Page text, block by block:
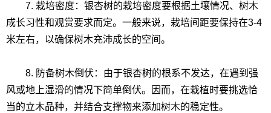
7. 栽培密度：银杏树的栽培密度要根据土壤情况、树木
成长习性和观赏要求而定。一般来说，栽培间距要保持在3-4
米左右，以确保树木充沛成长的空间。
8. 防备树木倒伏：由于银杏树的根系不发达，在遇到强
风或地上湿滑的情况下简单倒伏。因而，在栽植时要挑选恰
当的立木品种，并结合支撑物来添加树木的稳定性。